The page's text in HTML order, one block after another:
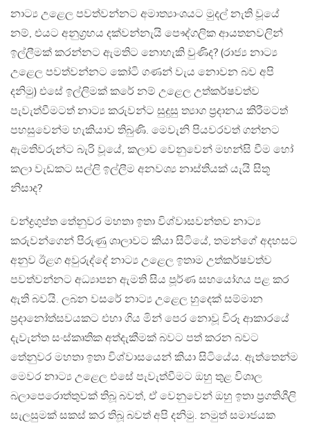
නාට්‍ය උළෙල පවත්වන්නට අමාත්‍යාංශයට මුදල් නැති වූයේ
නම්, එයට අනුග්‍රහය දක්වන්නැයි පෞද්ගලික ආයතනවලින්
ඉල්ලීමක් කරන්නට ඇමතිට නොහැකි වුණිද? (රාජ්‍ය නාට්‍ය
උළෙල පවත්වන්නට කෝටි ගණන් වැය නොවන බව අපි
දනිමු) එසේ ඉල්ලිමක් කරේ නම් උළෙල උත්කර්ෂවත්ව
පැවැත්වීමටත් නාට්‍ය කරුවන්ට සුදුසු ත්‍යාග ප්‍රදානය කිරීමටත්
පහසුවෙන්ම හැකියාව තිබුණි. මෙවැනි පියවරවත් ගන්නට
ඇමතිවරුන්ට බැරි වූයේ, කලාව වෙනුවෙන් මහන්සි වීම හෝ
කලා වැඩකට සල්ලි ඉල්ලීම අනවශ්‍ය නාස්තියක් යැයි සිතූ
නිසාද?
චන්ද්‍රගුප්ත තේනුවර මහතා ඉතා විශ්වාසවන්තව නාට්‍ය
කරුවන්ගෙන් පිරුණු ශාලාවට කියා සිටියේ, තමන්ගේ අදහසට
අනුව ඊළග අවුරුද්දේ නාට්‍ය උළෙල ඉතාම උත්කර්ෂවත්ව
පවත්වන්නට අධ්‍යාපන ඇමති සිය පූර්ණ සහයෝගය පළ කර
ඇති බවයි. ලබන වසරේ නාට්‍ය උළෙල හුදෙක් සම්මාන
ප්‍රදානෝත්සවයකට එහා ගිය මින් පෙර නොවූ විරූ ආකාරයේ
දැවැන්ත සංස්කෘතික අත්දැකීමක් බවට පත් කරන බවට
තේනුවර මහතා ඉතා විශ්වාසයෙන් කියා සිටියේය. ඇත්තෙන්ම
මෙවර නාට්‍ය උළෙල එසේ පැවැත්වීමට ඔහු තුළ විශාල
බලාපෙරොත්තුවක් තිබූ බවත්, ඒ වෙනුවෙන් ඔහු ඉතා ප්‍රගතිශීලි
සැලසුමක් සකස් කර තිබූ බවත් අපි දනිමු. නමුත් සමාජයක